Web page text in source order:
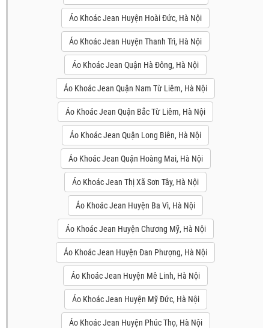
Áo Khoác Jean Huyện Hoài Đức, Hà Nội
Áo Khoác Jean Huyện Thanh Trì, Hà Nội
Áo Khoác Jean Quận Hà Đông, Hà Nội
Áo Khoác Jean Quận Nam Từ Liêm, Hà Nội
Áo Khoác Jean Quận Bắc Từ Liêm, Hà Nội
Áo Khoác Jean Quận Long Biên, Hà Nội
Áo Khoác Jean Quận Hoàng Mai, Hà Nội
Áo Khoác Jean Thị Xã Sơn Tây, Hà Nội
Áo Khoác Jean Huyện Ba Vì, Hà Nội
Áo Khoác Jean Huyện Chương Mỹ, Hà Nội
Áo Khoác Jean Huyện Đan Phượng, Hà Nội
Áo Khoác Jean Huyện Mê Linh, Hà Nội
Áo Khoác Jean Huyện Mỹ Đức, Hà Nội
Áo Khoác Jean Huyện Phúc Thọ, Hà Nội